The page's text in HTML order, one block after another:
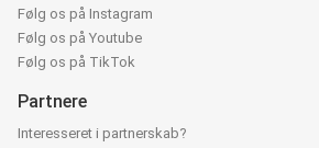
Følg os på Instagram
Følg os på Youtube
Følg os på TikTok
Partnere
Interesseret i partnerskab?